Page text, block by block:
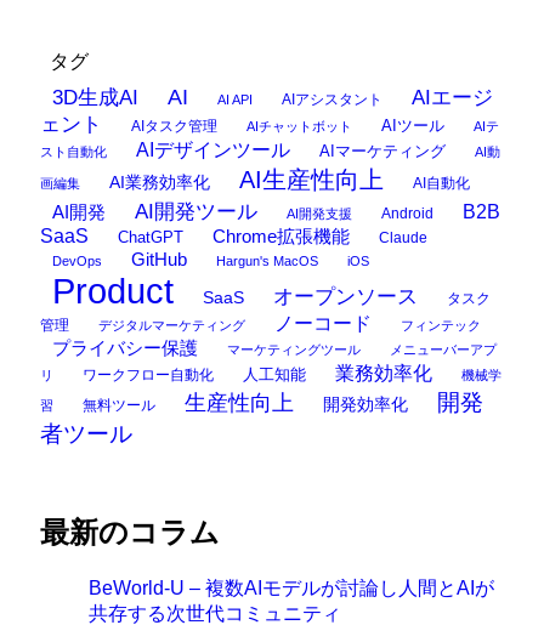
タグ
3D生成AI AI AI API AIアシスタント
AIエージ
ェント
AIタスク管理 AIチャットボット AIツール
AIテ
スト自動化
AIデザインツール AIマーケティング AI動
画編集 AI業務効率化 AI生産性向上 AI自動化
AI開発 AI開発ツール AI開発支援 Android
B2B
SaaS
ChatGPT Chrome拡張機能 Claude
DevOps GitHub Hargun's MacOS iOS
Product SaaS オープンソース
タスク
管理
デジタルマーケティング ノーコード フィンテック
プライバシー保護 マーケティングツール
メニューバーアプ
リ
ワークフロー自動化 人工知能 業務効率化 機械学
習 無料ツール 生産性向上 開発効率化
開発
者ツール
最新のコラム
BeWorld-U – 複数AIモデルが討論し人間とAIが
共存する次世代コミュニティ